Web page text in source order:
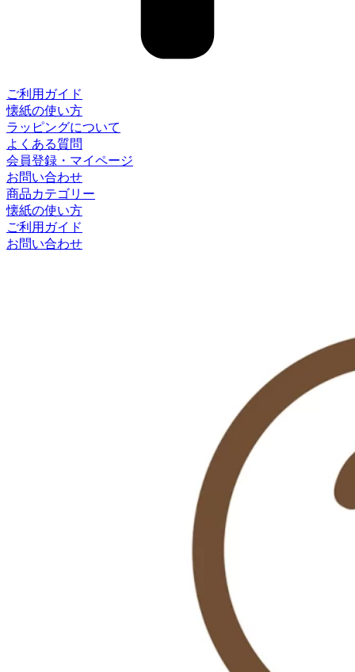
ご利用ガイド
懐紙の使い方
ラッピングについて
よくある質問
会員登録・マイページ
お問い合わせ
商品カテゴリー
懐紙の使い方
ご利用ガイド
お問い合わせ